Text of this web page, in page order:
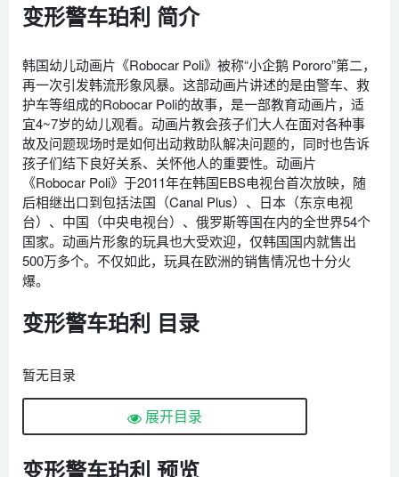
变形警车珀利 简介
韩国幼儿动画片《Robocar Poli》被称“小企鹅 Pororo”第二，
再一次引发韩流形象风暴。这部动画片讲述的是由警车、救
护车等组成的Robocar Poli的故事，是一部教育动画片，适
宜4~7岁的幼儿观看。动画片教会孩子们大人在面对各种事
故及问题现场时是如何出动救助队解决问题的，同时也告诉
孩子们结下良好关系、关怀他人的重要性。动画片
《Robocar Poli》于2011年在韩国EBS电视台首次放映，随
后相继出口到包括法国（Canal Plus）、日本（东京电视
台）、中国（中央电视台）、俄罗斯等国在内的全世界54个
国家。动画片形象的玩具也大受欢迎，仅韩国国内就售出
500万多个。不仅如此，玩具在欧洲的销售情况也十分火
爆。
变形警车珀利 目录
暂无目录
展开目录
变形警车珀利 预览